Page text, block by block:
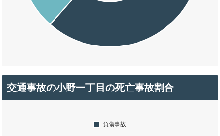
交通事故の小野一丁目の死亡事故割合